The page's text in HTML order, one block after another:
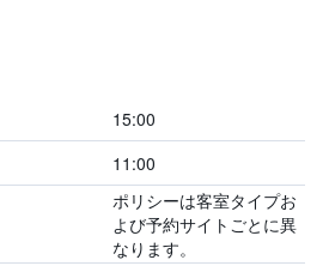
15:00
11:00
ポリシーは客室タイプお
よび予約サイトごとに異
なります。